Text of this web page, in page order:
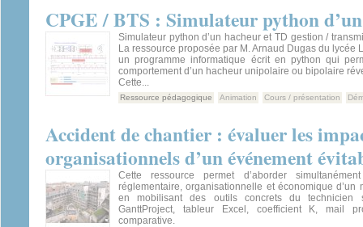
CPGE / BTS : Simulateur python
Simulateur python d’un hacheur et TD gestion /
La ressource proposée par M. Arnaud Dugas du lycée
un programme informatique écrit en python qui
comportement d’un hacheur unipolaire ou bipolaire
Cette...
Ressource pédagogique Animation Cours / présentation
Accident de chantier : évaluer les
organisationnels d’un événement
Cette ressource permet d’aborder
réglementaire, organisationnelle et économique d’un
en mobilisant des outils concrets du technicien
GanttProject, tableur Excel, coefficient K, mail
comparative.